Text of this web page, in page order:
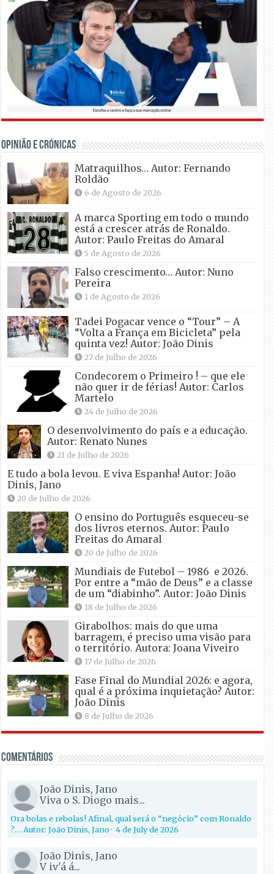
OPINIÃO E CRÓNICAS
Matraquilhos… Autor: Fernando
Roldão
6 de Agosto de 2026
A marca Sporting em todo o mundo
está a crescer atrás de Ronaldo.
Autor: Paulo Freitas do Amaral
5 de Agosto de 2026
Falso crescimento… Autor: Nuno
Pereira
1 de Agosto de 2026
Tadei Pogacar vence o “Tour” – A
“Volta a França em Bicicleta” pela
quinta vez! Autor: João Dinis
27 de Julho de 2026
Condecorem o Primeiro ! – que ele
não quer ir de férias! Autor: Carlos
Martelo
24 de Julho de 2026
O desenvolvimento do país e a educação.
Autor: Renato Nunes
21 de Julho de 2026
E tudo a bola levou. E viva Espanha! Autor: João
Dinis, Jano
20 de Julho de 2026
O ensino do Português esqueceu-se
dos livros eternos. Autor: Paulo
Freitas do Amaral
20 de Julho de 2026
Mundiais de Futebol – 1986 e 2026.
Por entre a “mão de Deus” e a classe
de um “diabinho”. Autor: João Dinis
18 de Julho de 2026
Girabolhos: mais do que uma
barragem, é preciso uma visão para
o território. Autora: Joana Viveiro
17 de Julho de 2026
Fase Final do Mundial 2026: e agora,
qual é a próxima inquietação? Autor:
João Dinis
8 de Julho de 2026
Comentários
João Dinis, Jano
Viva o S. Diogo mais...
Ora bolas e rebolas! Afinal, qual será o “negócio” com Ronaldo
?… Autor: João Dinis, Jano·4 de July de 2026
João Dinis, Jano
V iv'á á...